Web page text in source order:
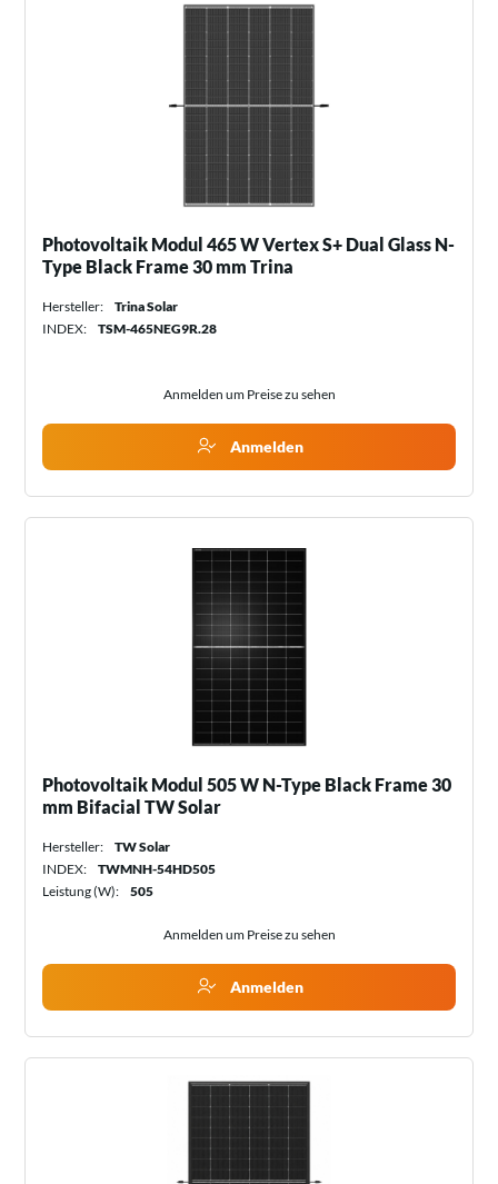
Photovoltaik Modul 465 W Vertex S+ Dual Glass N-
Type Black Frame 30 mm Trina
Hersteller:
Trina Solar
INDEX:
TSM-465NEG9R.28
Anmelden um Preise zu sehen
Anmelden
Photovoltaik Modul 505 W N-Type Black Frame 30
mm Bifacial TW Solar
Hersteller:
TW Solar
INDEX:
TWMNH-54HD505
Leistung (W):
505
Anmelden um Preise zu sehen
Anmelden